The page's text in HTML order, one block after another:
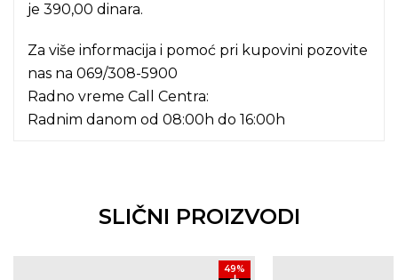
je 390,00 dinara.
Za više informacija i pomoć pri kupovini pozovite
nas na 069/308-5900
Radno vreme Call Centra:
Radnim danom od 08:00h do 16:00h
SLIČNI PROIZVODI
49%